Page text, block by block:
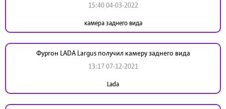
15:40 04-03-2022
камера заднего вида
Фургон LADA Largus получил камеру заднего вида
13:17 07-12-2021
Lada